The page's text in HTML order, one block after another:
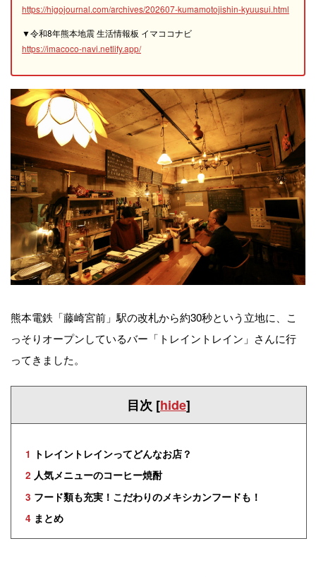
https://higojournal.com/archives/202607-kumamotojishin-kyuusui.html
▼令和8年熊本地震 生活情報板 イマココナビ
https://imacoco-navi.netlify.app/
熊本電鉄「藤崎宮前」駅の改札から約30秒という立地に、こ
っそりオープンしているバー「トレイントレイン」さんに行
ってきました。
目次 [hide]
1
トレイントレインってどんなお店？
2 人気メニューのコーヒー焼酎
3 フード類も充実！こだわりのメキシカンフードも！
4 まとめ